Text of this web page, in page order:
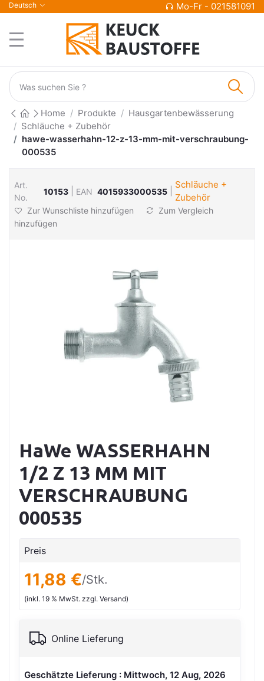
Deutsch Mo-Fr - 021581091
Home Produkte
Hausgartenbewässerung
Schläuche + Zubehör
hawe-wasserhahn-12-z-13-mm-mit-verschraubung-
000535
Art.
No.
10153 EAN 4015933000535
Schläuche +
Zubehör
Zur Wunschliste hinzufügen
Zum Vergleich
hinzufügen
HaWe WASSERHAHN
1/2 Z 13 MM MIT
VERSCHRAUBUNG
000535
Preis
11,88 €/Stk.
(inkl. 19 % MwSt. zzgl. Versand)
Online Lieferung
Geschätzte Lieferung : Mittwoch, 12 Aug, 2026